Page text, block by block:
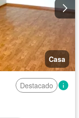
Casa
Destacado